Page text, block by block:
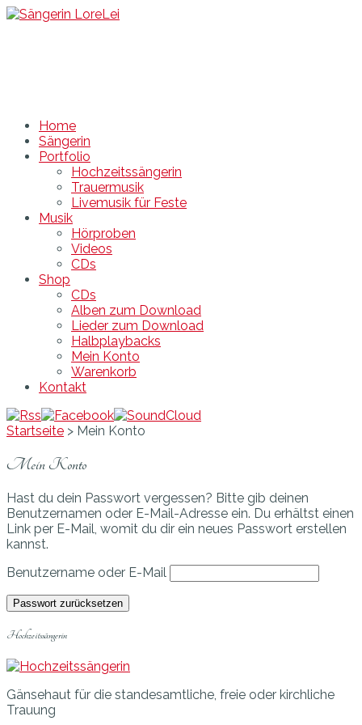
Home
Sängerin
Portfolio
Hochzeitssängerin
Trauermusik
Livemusik für Feste
Musik
Hörproben
Videos
CDs
Shop
CDs
Alben zum Download
Lieder zum Download
Halbplaybacks
Mein Konto
Warenkorb
Kontakt
Startseite > Mein Konto
Mein Konto
Hast du dein Passwort vergessen? Bitte gib deinen
Benutzernamen oder E-Mail-Adresse ein. Du erhältst einen
Link per E-Mail, womit du dir ein neues Passwort erstellen
kannst.
Benutzername oder E-Mail
Passwort zurücksetzen
Hochzeitssängerin
Gänsehaut für die standesamtliche, freie oder kirchliche
Trauung